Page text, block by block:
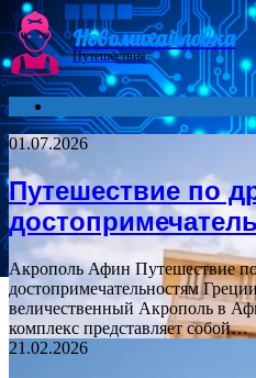
Menu
Новомихайловка
Путешествия
for
01.07.2026
Путешествие по
Акрополь Афин Путешествие
достопримечательностям
величественный Акрополь в
комплекс представляет собой…
21.02.2026